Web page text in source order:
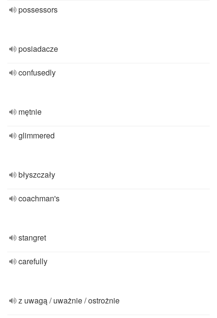
possessors
posiadacze
confusedly
mętnie
glimmered
błyszczały
coachman's
stangret
carefully
z uwagą / uważnie / ostrożnie